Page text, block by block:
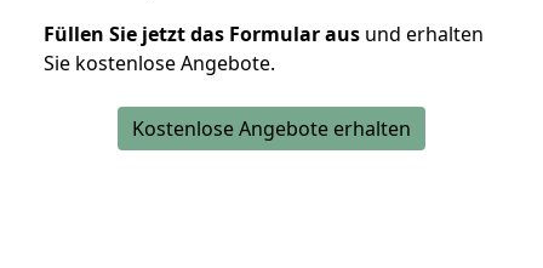
Füllen Sie jetzt das Formular aus und erhalten
Sie kostenlose Angebote.
Kostenlose Angebote erhalten